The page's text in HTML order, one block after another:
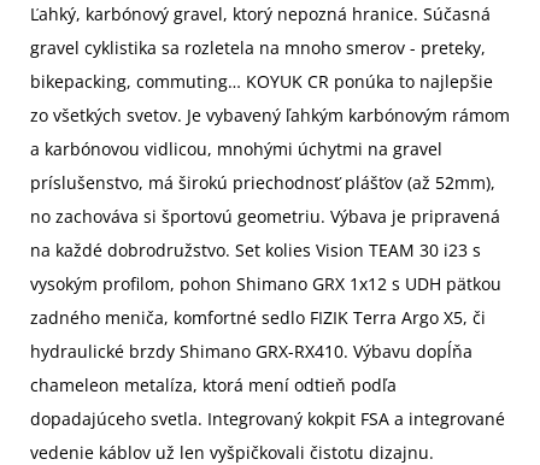
Ľahký, karbónový gravel, ktorý nepozná hranice. Súčasná
gravel cyklistika sa rozletela na mnoho smerov - preteky,
bikepacking, commuting… KOYUK CR ponúka to najlepšie
zo všetkých svetov. Je vybavený ľahkým karbónovým rámom
a karbónovou vidlicou, mnohými úchytmi na gravel
príslušenstvo, má širokú priechodnosť plášťov (až 52mm),
no zachováva si športovú geometriu. Výbava je pripravená
na každé dobrodružstvo. Set kolies Vision TEAM 30 i23 s
vysokým profilom, pohon Shimano GRX 1x12 s UDH pätkou
zadného meniča, komfortné sedlo FIZIK Terra Argo X5, či
hydraulické brzdy Shimano GRX-RX410. Výbavu dopĺňa
chameleon metalíza, ktorá mení odtieň podľa
dopadajúceho svetla. Integrovaný kokpit FSA a integrované
vedenie káblov už len vyšpičkovali čistotu dizajnu.